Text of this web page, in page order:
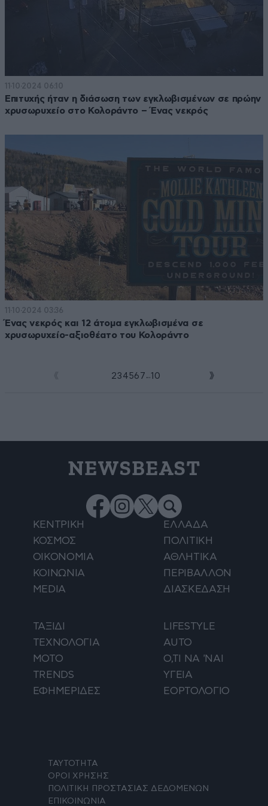
11·10·2024 06:10
Επιτυχής ήταν η διάσωση των εγκλωβισμένων σε πρώην
χρυσωρυχείο στο Κολοράντο – Ένας νεκρός
11·10·2024 03:36
Ένας νεκρός και 12 άτομα εγκλωβισμένα σε
χρυσωρυχείο-αξιοθέατο του Κολοράντο
23 4 56 7 ...10
NEWSBEAST
ΚΕΝΤΡΙΚΗ
ΕΛΛΑΔΑ
ΚΟΣΜΟΣ
ΠΟΛΙΤΙΚΗ
ΟΙΚΟΝΟΜΙΑ
ΑΘΛΗΤΙΚΑ
ΚΟΙΝΩΝΙΑ
ΠΕΡΙΒΑΛΛΟΝ
MEDIA
ΔΙΑΣΚΕΔΑΣΗ
ΤΑΞΙΔΙ
LIFESTYLE
ΤΕΧΝΟΛΟΓΙΑ
AUTO
ΜΟΤΟ
Ο,ΤΙ ΝΑ 'ΝΑΙ
TRENDS
ΥΓΕΙΑ
ΕΦΗΜΕΡΙΔΕΣ
ΕΟΡΤΟΛΟΓΙΟ
ΤΑΥΤΟΤΗΤΑ
ΟΡΟΙ ΧΡΗΣΗΣ
ΠΟΛΙΤΙΚΗ ΠΡΟΣΤΑΣΙΑΣ ΔΕΔΟΜΕΝΩΝ
ΕΠΙΚΟΙΝΩΝΙΑ